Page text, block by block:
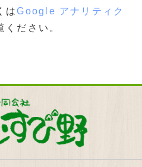
はGoogle アナリティク
ください。